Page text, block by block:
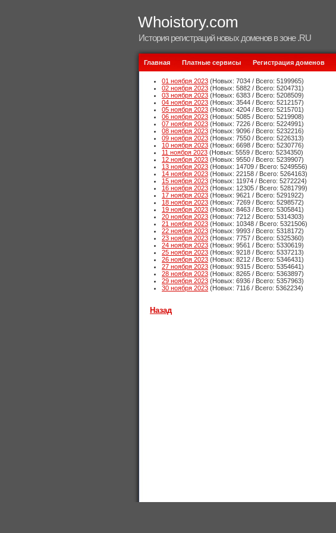
Whoistory.com
История регистраций новых доменов в зоне .RU
Главная Платные сервисы Регистрация доменов
01 ноября 2023 (Новых: 7034 / Всего: 5199965)
02 ноября 2023 (Новых: 5882 / Всего: 5204731)
03 ноября 2023 (Новых: 6383 / Всего: 5208509)
04 ноября 2023 (Новых: 3544 / Всего: 5212157)
05 ноября 2023 (Новых: 4204 / Всего: 5215701)
06 ноября 2023 (Новых: 5085 / Всего: 5219908)
07 ноября 2023 (Новых: 7226 / Всего: 5224991)
08 ноября 2023 (Новых: 9096 / Всего: 5232216)
09 ноября 2023 (Новых: 7550 / Всего: 5226313)
10 ноября 2023 (Новых: 6698 / Всего: 5230776)
11 ноября 2023 (Новых: 5559 / Всего: 5234350)
12 ноября 2023 (Новых: 9550 / Всего: 5239907)
13 ноября 2023 (Новых: 14709 / Всего: 5249556)
14 ноября 2023 (Новых: 22158 / Всего: 5264163)
15 ноября 2023 (Новых: 11974 / Всего: 5272224)
16 ноября 2023 (Новых: 12305 / Всего: 5281799)
17 ноября 2023 (Новых: 9621 / Всего: 5291922)
18 ноября 2023 (Новых: 7269 / Всего: 5298572)
19 ноября 2023 (Новых: 8463 / Всего: 5305841)
20 ноября 2023 (Новых: 7212 / Всего: 5314303)
21 ноября 2023 (Новых: 10348 / Всего: 5321506)
22 ноября 2023 (Новых: 9993 / Всего: 5318172)
23 ноября 2023 (Новых: 7757 / Всего: 5325360)
24 ноября 2023 (Новых: 9561 / Всего: 5330619)
25 ноября 2023 (Новых: 9218 / Всего: 5337213)
26 ноября 2023 (Новых: 8212 / Всего: 5346431)
27 ноября 2023 (Новых: 9315 / Всего: 5354641)
28 ноября 2023 (Новых: 8265 / Всего: 5363897)
29 ноября 2023 (Новых: 6936 / Всего: 5357963)
30 ноября 2023 (Новых: 7116 / Всего: 5362234)
Назад